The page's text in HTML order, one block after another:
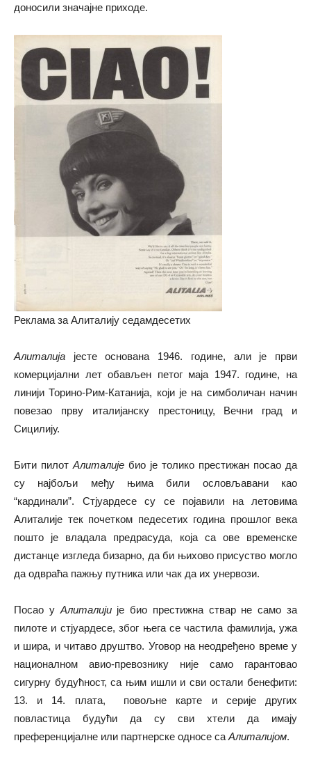
доносили значајне приходе.
Реклама за Алиталију седамдесетих
Алиталија јесте основана 1946. године, али је први
комерцијални лет обављен петог маја 1947. године, на
линији Торино-Рим-Катанија, који је на симболичан начин
повезао прву италијанску престоницу, Вечни град и
Сицилију.
Бити пилот Алиталије био је толико престижан посао да
су најбољи међу њима били ословљавани као
“кардинали”. Стјуардесе су се појавили на летовима
Алиталије тек почетком педесетих година прошлог века
пошто је владала предрасуда, која са ове временске
дистанце изгледа бизарно, да би њихово присуство могло
да одвраћа пажњу путника или чак да их унервози.
Посао у Алиталијије био престижна ствар не само за
пилоте и стјуардесе, због њега се частила фамилија, ужа
и шира, и читаво друштво. Уговор на неодређено време у
националном авио-превознику није само гарантовао
сигурну будућност, са њим ишли и сви остали бенефити:
13. и 14. плата, повољне карте и серије других
повластица будући да су сви хтели да имају
преференцијалне или партнерске односе са Алиталијом.